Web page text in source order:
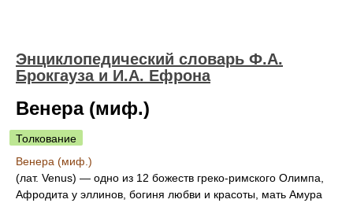
Энциклопедический словарь Ф.А.
Брокгауза и И.А. Ефрона
Венера (миф.)
Толкование
Венера (миф.)
(лат. Venus) — одно из 12 божеств греко-римского Олимпа,
Афродита у эллинов, богиня любви и красоты, мать Амура